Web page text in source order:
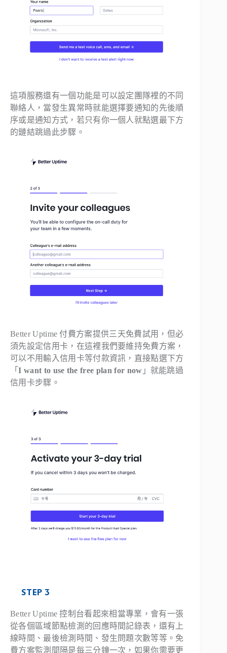
這項服務還有一個功能是可以設定團隊裡的不同
聯絡人，當發生異常時就能選擇要通知的先後順
序或是通知方式，若只有你一個人就點選最下方
的鏈結跳過此步驟。
Better Uptime 付費方案提供三天免費試用，但必
須先設定信用卡，在這裡我們要維持免費方案，
可以不用輸入信用卡等付款資訊，直接點選下方
「I want to use the free plan for now 」就能跳過
信用卡步驟。
STEP 3
Better Uptime 控制台看起來相當專業，會有一張
從各個區域節點檢測的回應時間記錄表，還有上
線時間、最後檢測時間、發生問題次數等等。免
費方案監測間隔是每三分鐘一次，如果你需要更